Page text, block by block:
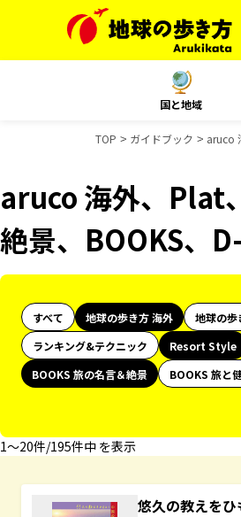
国と地域
TOP ガイドブック aruco
aruco 海外、Plat
絶景、BOOKS、
すべて 地球の歩き方 海外 地球の歩
ランキング&テクニック
Resort Style
BOOKS 旅の名言＆絶景
BOOKS 旅と
1〜20件/195件中 を表示
悠久の教えを